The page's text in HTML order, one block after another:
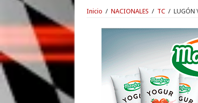
Inicio / NACIONALES / TC / LUGÓN